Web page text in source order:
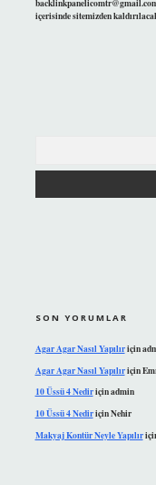
içerisinde sitemizden
SON YORUMLAR
Agar Agar Nasıl Yapılıriçin
Agar Agar Nasıl Yapılıriçin
10 Üssü 4 Nediriçinadmin
10 Üssü 4 NediriçinNehir
Makyaj Kontür Neyle Yapılır